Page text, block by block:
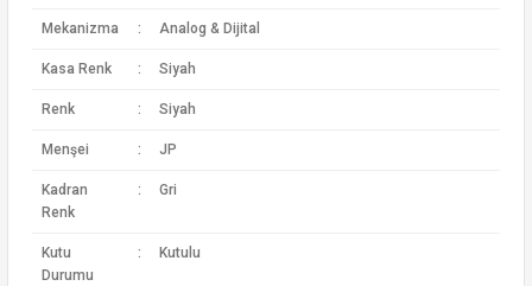
Mekanizma : Analog & Dijital
Kasa Renk : Siyah
Renk : Siyah
Menşei : JP
Kadran
Renk
: Gri
Kutu
Durumu
: Kutulu